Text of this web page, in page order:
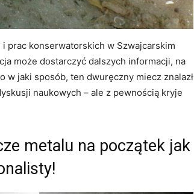
i prac konserwatorskich w Szwajcarskim
może dostarczyć dalszych informacji, na
w jaki sposób, ten dwuręczny miecz znalazł
naukowych – ale z pewnością kryje
metalu na początek jak